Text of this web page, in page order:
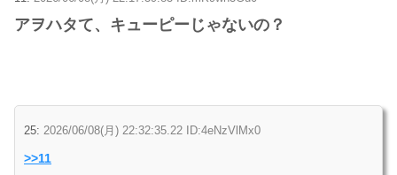
アヲハタて、キューピーじゃないの？
25: 2026/06/08(月) 22:32:35.22 ID:4eNzVlMx0
>>11